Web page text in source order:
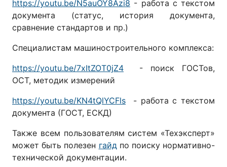
https://youtu.be/N5auOY8Azi8 - работа с текстом
документа (статус, история документа,
сравнение стандартов и пр.)
Специалистам машиностроительного комплекса:
https://youtu.be/7xItZOT0jZ4 - поиск ГОСТов,
ОСТ, методик измерений
https://youtu.be/KN4tQlYCFls - работа с текстом
документа (ГОСТ, ЕСКД)
Также всем пользователям систем «Техэксперт»
может быть полезен гайдпо поиску нормативно-
технической документации.